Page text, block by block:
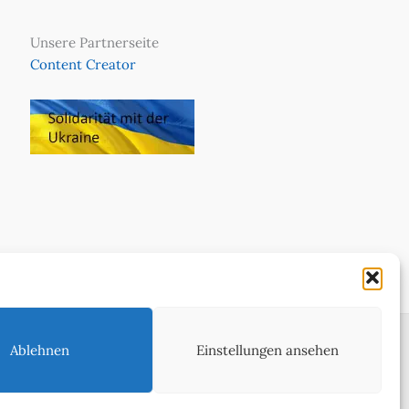
Ablehnen Einstellungen ansehen
Unsere Partnerseite
Content Creator